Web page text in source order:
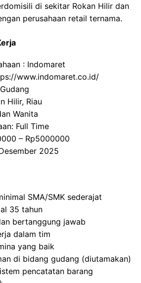
di sekitar Rokan Hilir dan
perusahaan retail ternama.
: Indomaret
www.indomaret.co.id/
Hilir, Riau
Wanita
Full Time
– Rp5000000
2025
SMA/SMK sederajat
35 tahun
bertanggung jawab
dalam tim
yang baik
di bidang gudang (diutamakan)
pencatatan barang